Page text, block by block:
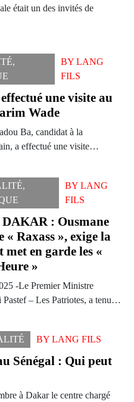
était un des invités de
,
BYLANG
FILS
une visite au
Wade
Ba, candidat à la
a effectué une visite…
,
BY LANG
FILS
: Ousmane
« Raxass », exige la
met en garde les «
»
-Le Premier Ministre
Pastef – Les Patriotes, a tenu…
BY LANG FILS
Sénégal : Qui peut
à Dakar le centre chargé